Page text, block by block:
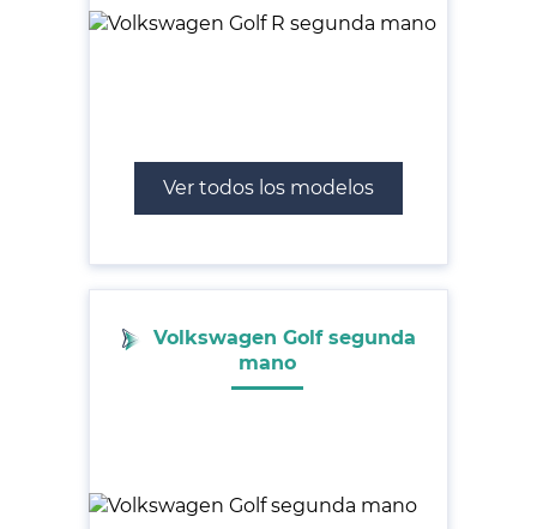
Ver todos los modelos
Volkswagen Golf segunda
mano